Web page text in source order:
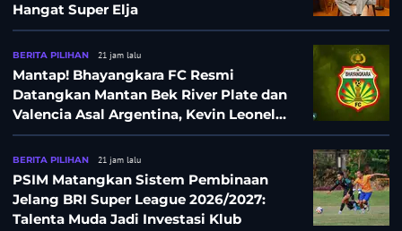
Hangat Super Elja
BERITA PILIHAN 21 jam lalu
Mantap! Bhayangkara FC Resmi
Datangkan Mantan Bek River Plate dan
Valencia Asal Argentina, Kevin Leonel
Sibille
BERITA PILIHAN 21 jam lalu
PSIM Matangkan Sistem Pembinaan
Jelang BRI Super League 2026/2027:
Talenta Muda Jadi Investasi Klub